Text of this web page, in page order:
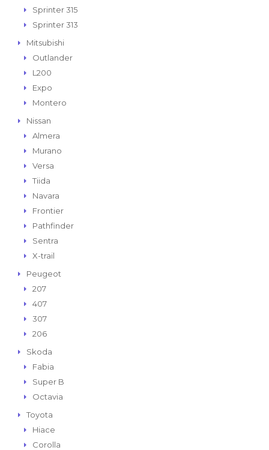
Sprinter 315
Sprinter 313
Mitsubishi
Outlander
L200
Expo
Montero
Nissan
Almera
Murano
Versa
Tiida
Navara
Frontier
Pathfinder
Sentra
X-trail
Peugeot
207
407
307
206
Skoda
Fabia
Super B
Octavia
Toyota
Hiace
Corolla